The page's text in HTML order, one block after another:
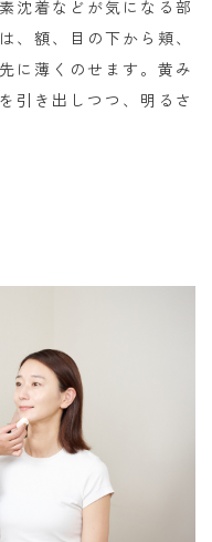
沈着などが気になる部
、額、目の下から頬、
に薄くのせます。黄み
引き出しつつ、明るさ